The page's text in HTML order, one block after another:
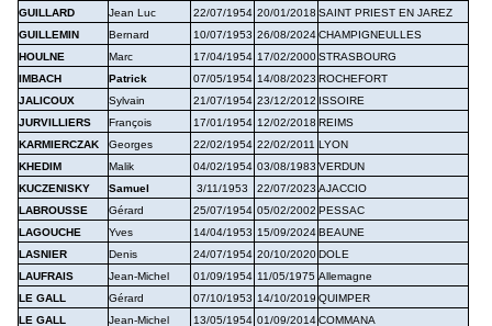
GUILLARD
Jean Luc 22/07/1954 20/01/2018 SAINT PRIEST EN JAREZ
GUILLEMIN
Bernard 10/07/1953 26/08/2024 CHAMPIGNEULLES
HOULNE
Marc 17/04/1954 17/02/2000 STRASBOURG
IMBACH
Patrick 07/05/1954 14/08/2023 ROCHEFORT
JALICOUX
Sylvain 21/07/1954 23/12/2012 ISSOIRE
JURVILLIERS
François 17/01/1954 12/02/2018 REIMS
KARMIERCZAK
Georges 22/02/1954 22/02/2011 LYON
KHEDIM
Malik 04/02/1954 03/08/1983 VERDUN
KUCZENISKY
Samuel 3/11/1953 22/07/2023 AJACCIO
LABROUSSE
Gérard 25/07/1954 05/02/2002 PESSAC
LAGOUCHE
Yves 14/04/1953 15/09/2024 BEAUNE
LASNIER
Denis 24/07/1954 20/10/2020 DOLE
LAUFRAIS
Jean-Michel 01/09/1954 11/05/1975 Allemagne
LE GALL
Gérard 07/10/1953 14/10/2019 QUIMPER
LE GALL
Jean-Michel 13/05/1954 01/09/2014 COMMANA